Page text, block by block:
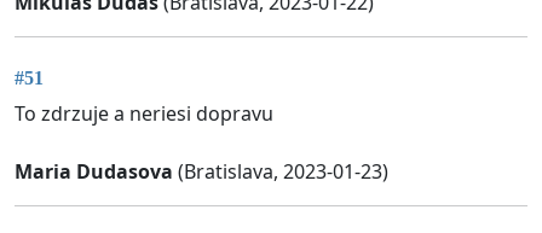
#51
To zdrzuje a neriesi dopravu
Maria Dudasova (Bratislava, 2023-01-23)